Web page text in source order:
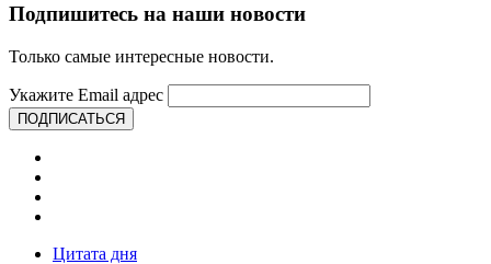
Подпишитесь на наши новости
Только самые интересные новости.
Укажите Email адрес
ПОДПИСАТЬСЯ
Цитата дня